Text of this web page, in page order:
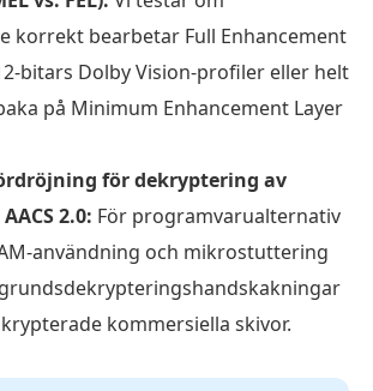
korrekt bearbetar Full Enhancement
bitars Dolby Vision-profiler eller helt
på Minimum Enhancement Layer
för dekryptering av
2.0: För programvarualternativ
användning och mikrostuttering
kommersiella skivor.